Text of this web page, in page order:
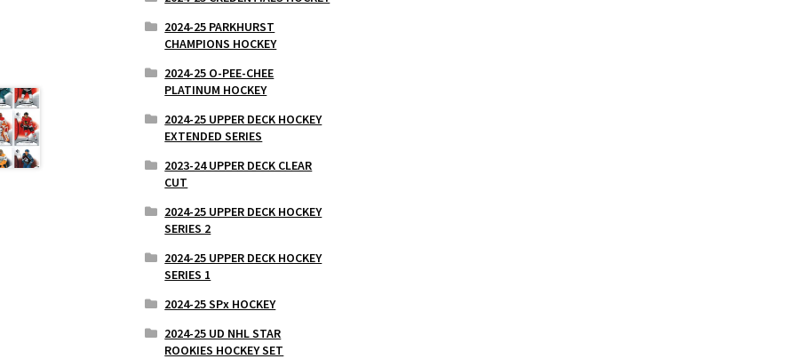
2024-25 PARKHURST
CHAMPIONS HOCKEY
2024-25 O-PEE-CHEE
PLATINUM HOCKEY
2024-25 UPPER DECK HOCKEY
EXTENDED SERIES
2023-24 UPPER DECK CLEAR
CUT
2024-25 UPPER DECK HOCKEY
SERIES 2
2024-25 UPPER DECK HOCKEY
SERIES 1
2024-25 SPx HOCKEY
2024-25 UD NHL STAR
ROOKIES HOCKEY SET